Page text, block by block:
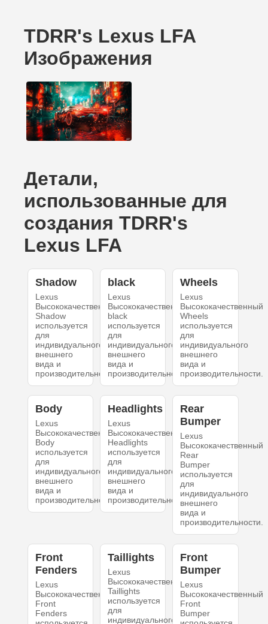
TDRR's Lexus LFA
Изображения
Детали,
использованные для
создания TDRR's
Lexus LFA
Shadow
Lexus
Высококачественный
Shadow
используется
для
индивидуального
внешнего
вида и
производительности.
black
Lexus
Высококачественный
black
используется
для
индивидуального
внешнего
вида и
производительности.
Wheels
Lexus
Высококачественный
Wheels
используется
для
индивидуального
внешнего
вида и
производительности.
Body
Lexus
Высококачественный
Body
используется
для
индивидуального
внешнего
вида и
производительности.
Headlights
Lexus
Высококачественный
Headlights
используется
для
индивидуального
внешнего
вида и
производительности.
Rear
Bumper
Lexus
Высококачественный
Rear
Bumper
используется
для
индивидуального
внешнего
вида и
производительности.
Front
Fenders
Lexus
Высококачественный
Front
Fenders
Taillights
Lexus
Высококачественный
Taillights
используется
для
индивидуального
Front
Bumper
Lexus
Высококачественный
Front
Bumper